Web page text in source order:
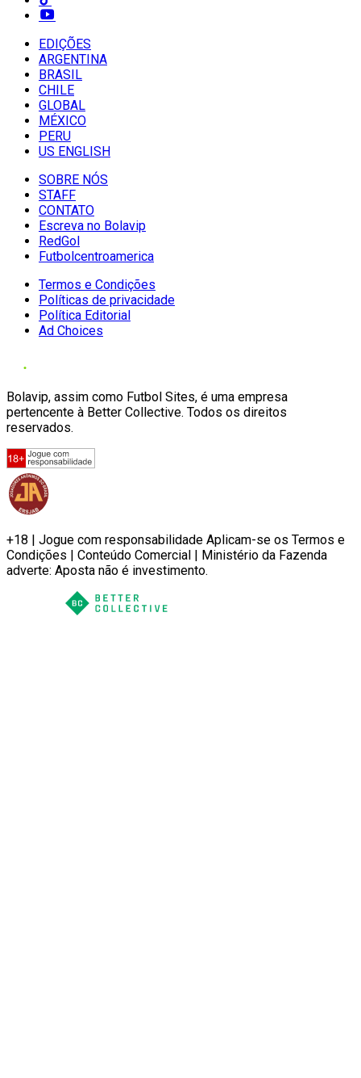
EDIÇÕES
ARGENTINA
BRASIL
CHILE
GLOBAL
MÉXICO
PERU
US ENGLISH
SOBRE NÓS
STAFF
CONTATO
Escreva no Bolavip
RedGol
Futbolcentroamerica
Termos e Condições
Políticas de privacidade
Política Editorial
Ad Choices
Bolavip, assim como Futbol Sites, é uma empresa
pertencente à Better Collective. Todos os direitos
reservados.
+18 | Jogue com responsabilidade Aplicam-se os Termos e
Condições | Conteúdo Comercial | Ministério da Fazenda
adverte: Aposta não é investimento.